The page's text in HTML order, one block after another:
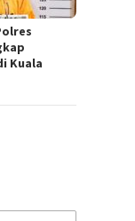
Kuala